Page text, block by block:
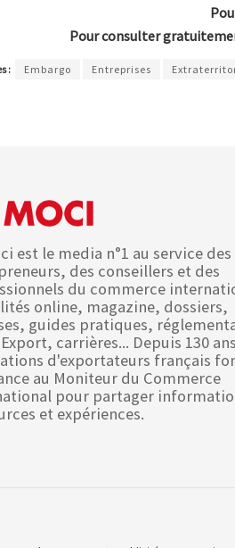
Pour consulter
: Embargo Entreprises
est le media n°1 au service des
des conseillers et des
du commerce
online, magazine, dossiers,
guides pratiques,
carrières... Depuis 130
d'exportateurs français
au Moniteur du Commerce
pour partager
et expériences.